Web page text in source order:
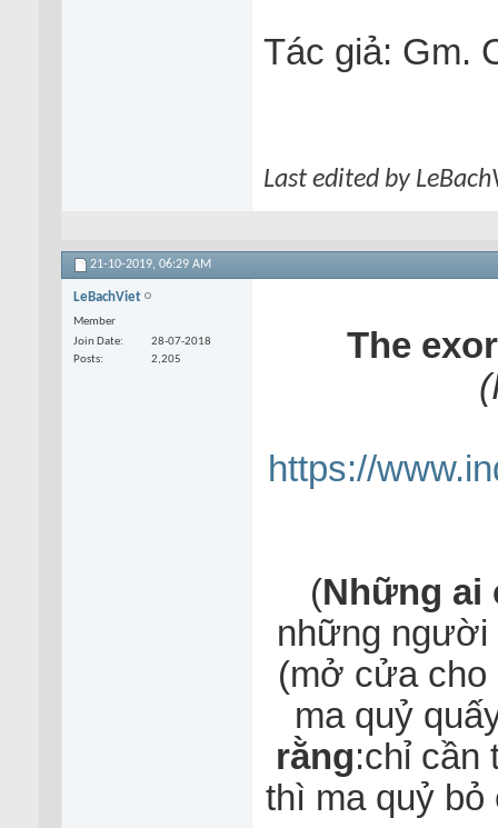
Tác giả: Gm.
Last edited by
21-10-2019, 06:29 AM
LeBachViet
Member
Join Date
28-07-2018
Posts
2,205
The
https://
(Những ai
những người
(mở cửa cho
ma quỷ
rằng:chỉ cần
thì ma quỷ bỏ